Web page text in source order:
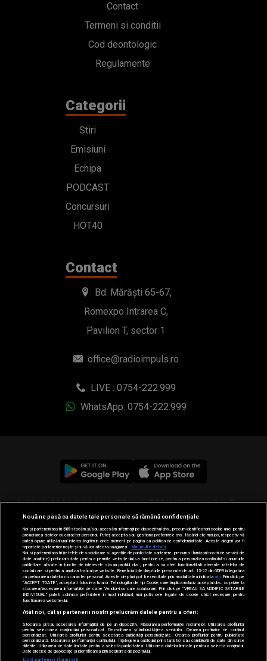
Contact
Termeni si conditii
Cod deontologic
Regulamente
Categorii
Stiri
Emisiuni
Echipa
PODCAST
Concursuri
HOT40
Contact
Bd. Mărăști 65-67,
Romexpo Intrarea C,
Pavilion T, sector 1
office@radioimpuls.ro
LIVE : 0754-222.999
WhatsApp: 0754-222.999
© 2019-2026 DOGAN MEDIA INTERNATIONAL SA, Toate
drepturile rezervate.
Nouă ne pasă ca datele tale personale să rămână confidențiale
Noi și partenerii noștri589stocăm și/sau accesăm informații pe dispozitivul dvs., precum identificatorii cookie unici pentru
prelucrarea datelor cu caracter personal. Puteți accepta sau gestiona preferințele dvs. făcând clic mai jos, respectiv vă
puteți opune utilizării unui interes legitim în orice moment pe pagina cu politica de confidențialitate. Aceste alegeri vor fi
raportate partenerilor noștri și nu vă vor afecta navigarea.
Mai multe detalii
Noi si partenerii nostri (retelele de socializare si agentiile de publicitate partenere, precum si furnizorii nostri de servicii de
date analitice) prelucram date pentru a permite website-ului sa functioneze, pentru a personaliza continutul si anunturile
publicitare afisate in functie de interesele si/sau profilul dvs., pentru a va oferi functionalitati aferente retelelor de
socializare si pentru a analiza traficul pe website. Beneficiati de drepturile prevazute de art. 15-22 din GDPR in legatura
cu prelucrarea datelor cu caracter personal. Aceste drepturi pot fi exercitate prin modalitatea indicataaici . Prin click pe
“ACCEPT TOATE”, acceptati folosirea tuturor Tehnologiilor de tip Cookie, care implica inclusiv acceptul dvs. cu privire la
stocarea/accesarea informatiilor de catre Vendor-ii cu care colaboram. Prin click pe “VREAU SA MODIFIC SETARILE
INDIVIDUAL” puteti schimba preferintele in mod individual, mai putin cele legate de cookie strict necesare pentru
functionarea website-ului.
Atât noi, cât și partenerii noștri prelucrăm datele pentru a oferi:
Stocarea și/sau accesarea informațiilor de pe un dispozitiv. Măsurarea performanței reclamelor. Utilizarea profilurilor
pentru selectarea conținutului personalizat. Dezvoltarea și îmbunătățirea serviciilor. Crearea profilurilor de conținut
personalizat. Utilizarea profilurilor pentru selectarea publicității personalizate. Crearea profilurilor pentru publicitate
personalizată. Măsurarea performanței conținutului. Înțelegerea publicului prin statistici sau combinații de date din surse
diferite. Utilizarea de date limitate pentru a selecta publicitatea. Utilizarea datelor limitate pentru a selecta conținutul.
Date precise de geolocație și identificarea prin scanarea dispozitivului.
Listă parteneri (furnizori)